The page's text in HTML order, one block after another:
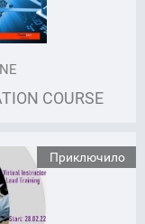
COURSE
Приключило